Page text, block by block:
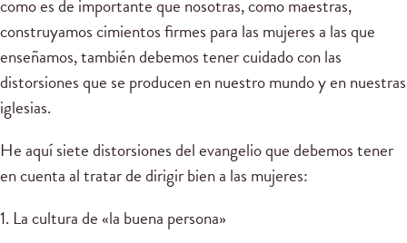
como es de importante que nosotras, como maestras,
construyamos cimientos firmes para las mujeres a las que
enseñamos, también debemos tener cuidado con las
distorsiones que se producen en nuestro mundo y en nuestras
iglesias.
He aquí siete distorsiones del evangelio que debemos tener
en cuenta al tratar de dirigir bien a las mujeres:
1. La cultura de «la buena persona»